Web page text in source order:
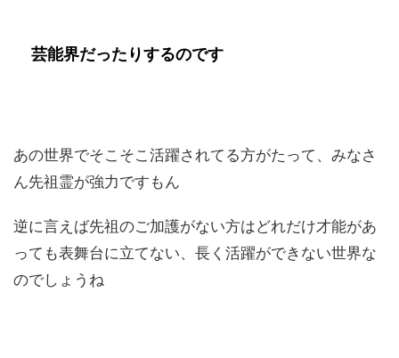
芸能界だったりするのです
あの世界でそこそこ活躍されてる方がたって、みなさ
ん先祖霊が強力ですもん
逆に言えば先祖のご加護がない方はどれだけ才能があ
っても表舞台に立てない、長く活躍ができない世界な
のでしょうね